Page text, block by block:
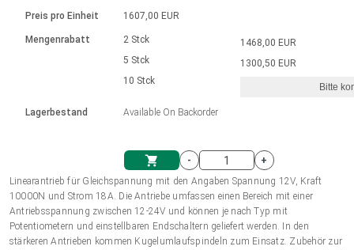
Einheitssystem
Einkaufswagen
Hubmagnete
230 - 50 Hz | 110 - 60 Hz
Drehzahlregelung für die AIS-Serie
Bürstenlose Gleichstrommotoren
mit Planetengetriebe und internem
Ø 28-42| 1-1400 rpm | <= 290Ncm
Bürstenlose DC Motor Controller
Gleichstrommotoren mit
Schneckengetriebe und Bürsten
Ø43-124mm | 31-425rpm | ≤ 41Nm
Treiber für Gleichstrommotoren mit
Synchron-Asynchron | für 1-4 Elektrozylinder
Synchron-Asynchron | für 1-4 Elektrozylinder
Français (EUR)
Polski (EUR)
Norsk (NOK)
Preis pro Einheit
Mengenrabatt
Lagerbestand
1607,00 EUR
2 Stck
5 Stck
10 Stck
Available On Backorder
1468,00 EUR
1300,50 EUR
Bitte
-
+
Linearantrieb für Gleichspannung mit den Angaben Spannung 12V, Kraft
10000N und Strom 18A. Die Antriebe umfassen einen Bereich mit einer
Antriebsspannung zwischen 12-24V und können je nach Typ mit
Potentiometern und einstellbaren Endschaltern geliefert werden. In den
stärkeren Antrieben kommen Kugelumlaufspindeln zum Einsatz. Zubehör zur